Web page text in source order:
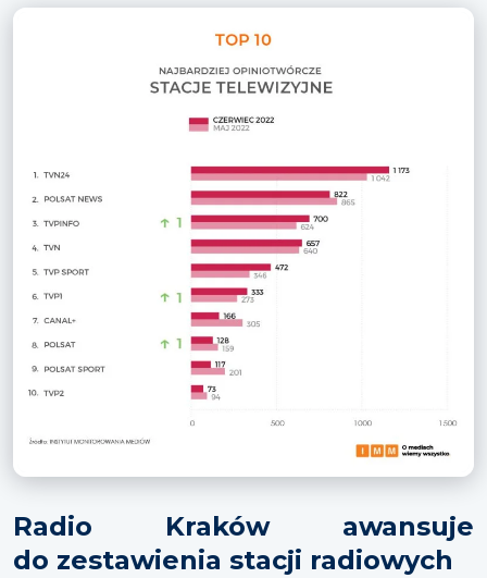
Radio Kraków awansuje
do zestawienia stacji radiowych